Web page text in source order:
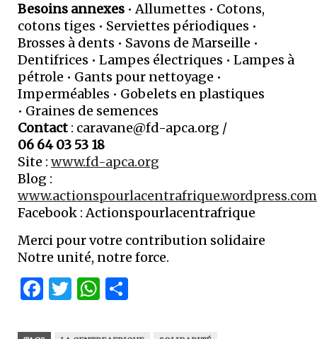
Besoins annexes • Allumettes • Cotons,
cotons tiges • Serviettes périodiques •
Brosses à dents • Savons de Marseille •
Dentifrices • Lampes électriques • Lampes à
pétrole • Gants pour nettoyage •
Imperméables • Gobelets en plastiques
• Graines de semences
Contact : caravane@fd-apca.org /
06 64 03 53 18
Site : www.fd-apca.org
Blog :
www.actionspourlacentrafrique.wordpress.com
Facebook : Actionspourlacentrafrique
Merci pour votre contribution solidaire
Notre unité, notre force.
Facebook
Twitter
WhatsApp